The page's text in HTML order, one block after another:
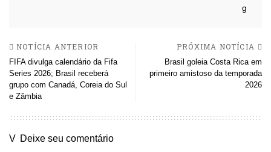
NOTÍCIA ANTERIOR
FIFA divulga calendário da Fifa
Series 2026; Brasil receberá
grupo com Canadá, Coreia do Sul
e Zâmbia
PRÓXIMA NOTÍCIA
Brasil goleia Costa Rica em
primeiro amistoso da temporada
2026
Deixe seu comentário